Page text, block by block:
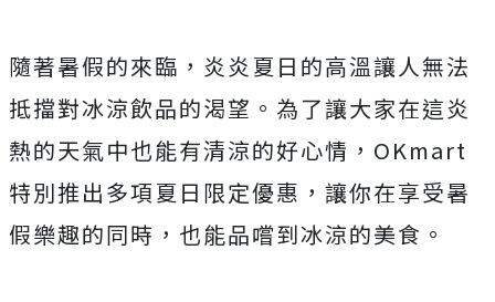
隨著暑假的來臨，炎炎夏日的高溫讓人無法
抵擋對冰涼飲品的渴望。為了讓大家在這炎
熱的天氣中也能有清涼的好心情，OKmart
特別推出多項夏日限定優惠，讓你在享受暑
假樂趣的同時，也能品嚐到冰涼的美食。